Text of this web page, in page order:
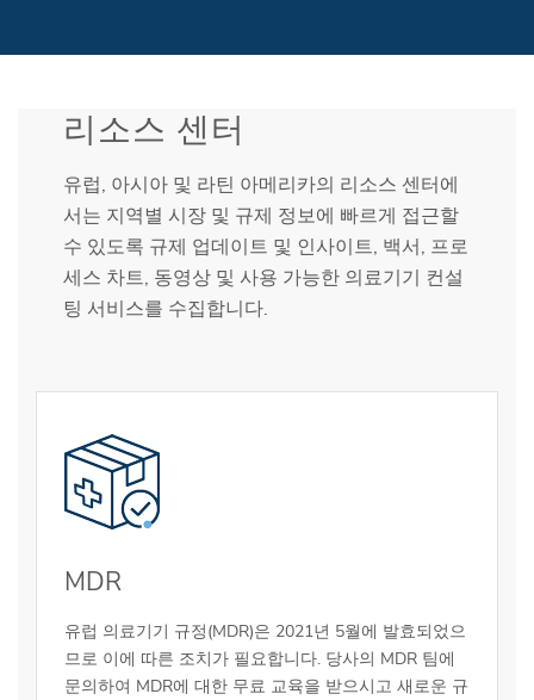
리소스 센터
유럽, 아시아 및 라틴 아메리카의 리소스 센터에
서는 지역별 시장 및 규제 정보에 빠르게 접근할
수 있도록 규제 업데이트 및 인사이트, 백서, 프로
세스 차트, 동영상 및 사용 가능한 의료기기 컨설
팅 서비스를 수집합니다.
MDR
유럽 의료기기 규정(MDR)은 2021년 5월에 발효되었으
므로 이에 따른 조치가 필요합니다. 당사의 MDR 팀에
문의하여 MDR에 대한 무료 교육을 받으시고 새로운 규